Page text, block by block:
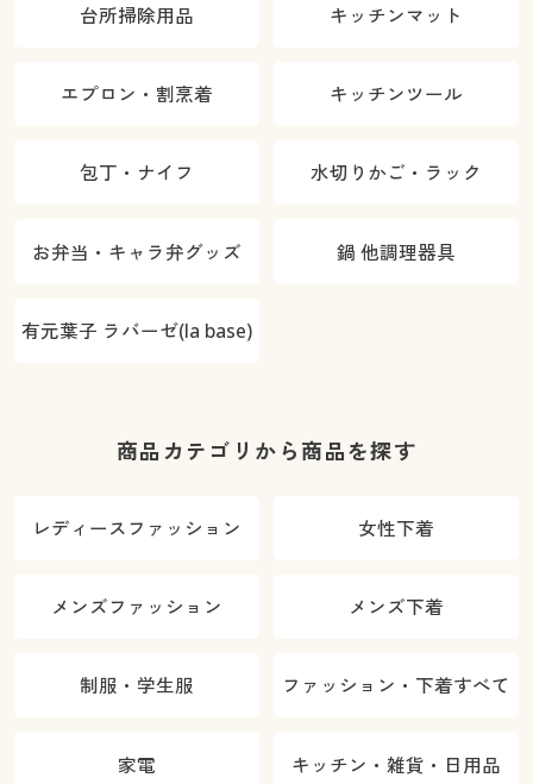
台所掃除用品 キッチンマット
エプロン・割烹着 キッチンツール
包丁・ナイフ 水切りかご・ラック
お弁当・キャラ弁グッズ 鍋 他調理器具
有元葉子 ラバーゼ(la base)
商品カテゴリから商品を探す
レディースファッション 女性下着
メンズファッション メンズ下着
制服・学生服 ファッション・下着すべて
家電 キッチン・雑貨・日用品